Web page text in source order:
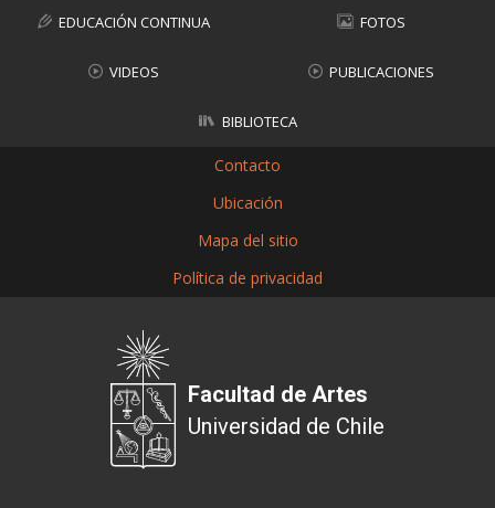
EDUCACIÓN CONTINUA FOTOS
VIDEOS PUBLICACIONES
BIBLIOTECA
Contacto
Ubicación
Mapa del sitio
Política de privacidad
Facultad de Artes
Universidad de Chile